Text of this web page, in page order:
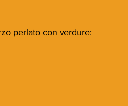
perlato con verdure: